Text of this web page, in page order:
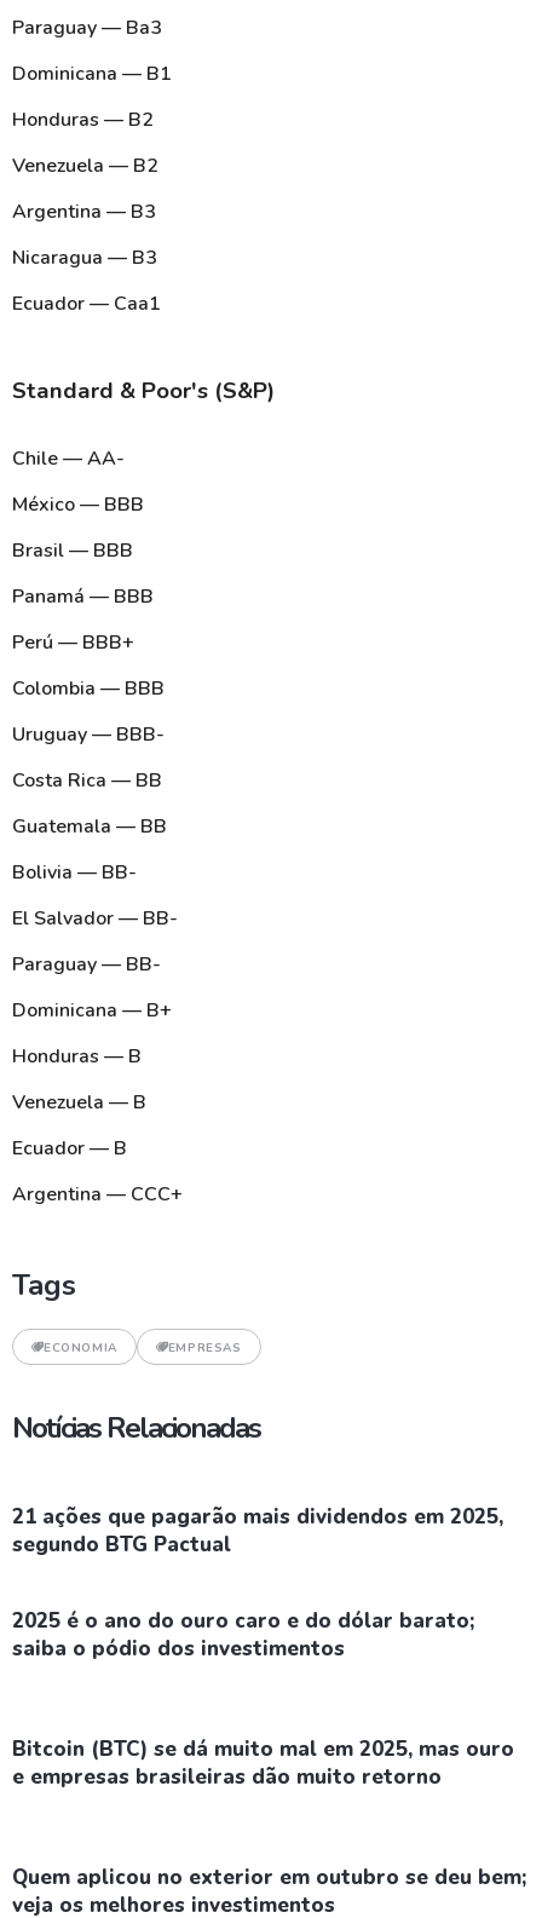
Paraguay — Ba3
Dominicana — B1
Honduras — B2
Venezuela — B2
Argentina — B3
Nicaragua — B3
Ecuador — Caa1
Standard & Poor's (S&P)
Chile — AA-
México — BBB
Brasil — BBB
Panamá — BBB
Perú — BBB+
Colombia — BBB
Uruguay — BBB-
Costa Rica — BB
Guatemala — BB
Bolivia — BB-
El Salvador — BB-
Paraguay — BB-
Dominicana — B+
Honduras — B
Venezuela — B
Ecuador — B
Argentina — CCC+
Tags
ECONOMIA EMPRESAS
Notícias Relacionadas
21 ações que pagarão mais dividendos em 2025,
segundo BTG Pactual
2025 é o ano do ouro caro e do dólar barato;
saiba o pódio dos investimentos
Bitcoin (BTC) se dá muito mal em 2025, mas ouro
e empresas brasileiras dão muito retorno
Quem aplicou no exterior em outubro se deu bem;
veja os melhores investimentos